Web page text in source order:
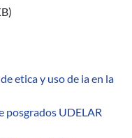
etica y uso de ia en la
posgrados UDELAR